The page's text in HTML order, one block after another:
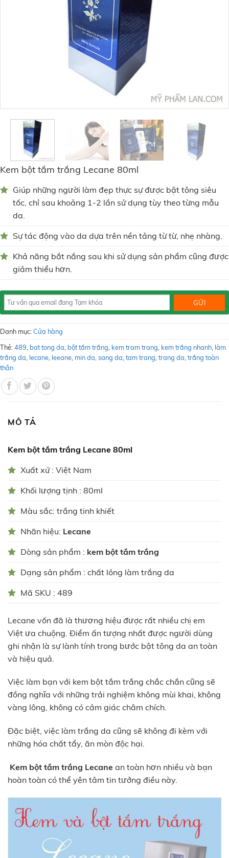
Kem bột tắm trắng Lecane 80ml
Giúp những người làm đẹp thực sự được bật tông siêu
tốc, chỉ sau khoảng 1-2 lần sử dụng tùy theo từng mẫu
da.
Sự tác động vào da dựa trên nền tảng từ từ, nhẹ nhàng.
Khả năng bắt nắng sau khi sử dụng sản phẩm cũng được
giảm thiểu hơn.
Danh mục:Cửa hàng
Thẻ:489 bat tong da bột tắm trắng kem tram trang kem trắng nhanh làm
trắng da lecane leeane min da sang da tam trang trang da trắng toàn
thân
MÔ TẢ
Kem bột tắm trắng Lecane 80ml
Xuất xứ : Việt Nam
Khối lượng tịnh : 80ml
Màu sắc: trắng tinh khiết
Nhãn hiệu: Lecane
Dòng sản phẩm : kem bột tắm trắng
Dạng sản phẩm : chất lỏng làm trắng da
Mã SKU : 489
Lecane vốn đã là thương hiệu được rất nhiều chị em
Việt ưa chuộng. Điểm ấn tượng nhất được người dùng
ghi nhận là sự lành tính trong bước bật tông da an toàn
và hiệu quả.
Việc làm bạn với kem bột tắm trắng chắc chắn cũng sẽ
đồng nghĩa với những trải nghiệm không mùi khai, không
vàng lông, không có cảm giác châm chích.
Đặc biệt, việc làm trắng da cũng sẽ không đi kèm với
những hóa chất tẩy, ăn mòn độc hại.
Kem bột tắm trắng Lecane an toàn hơn nhiều và bạn
hoàn toàn có thể yên tâm tin tưởng điều này.